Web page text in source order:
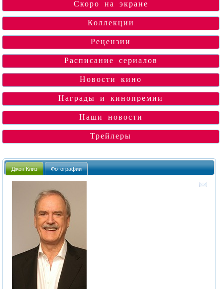
Скоро на экране
Коллекции
Рецензии
Расписание сериалов
Новости кино
Награды и кинопремии
Наши новости
Трейлеры
Джон Клиз Фотографии